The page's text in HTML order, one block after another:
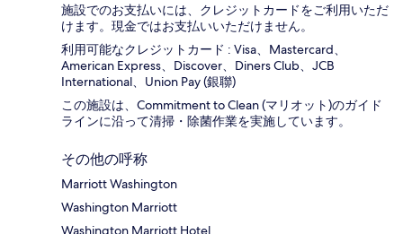
施設でのお支払いには、クレジットカードをご利用いただ
けます。現金ではお支払いいただけません。
利用可能なクレジットカード : Visa、Mastercard、
American Express、Discover、Diners Club、JCB
International、Union Pay (銀聯)
この施設は、Commitment to Clean (マリオット)のガイド
ラインに沿って清掃・除菌作業を実施しています。
その他の呼称
Marriott Washington
Washington Marriott
Washington Marriott Hotel